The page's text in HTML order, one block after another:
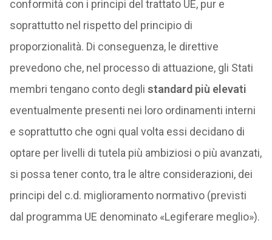
conformità con i principi del trattato UE, pur e
soprattutto nel rispetto del principio di
proporzionalità. Di conseguenza, le direttive
prevedono che, nel processo di attuazione, gli Stati
membri tengano conto degli standard più elevati
eventualmente presenti nei loro ordinamenti interni
e soprattutto che ogni qual volta essi decidano di
optare per livelli di tutela più ambiziosi o più avanzati,
si possa tener conto, tra le altre considerazioni, dei
principi del c.d. miglioramento normativo (previsti
dal programma UE denominato «Legiferare meglio»).